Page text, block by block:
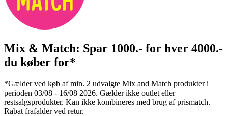
Mix & Match: Spar 1000.- for hver 4000.-
du køber for*
*Gælder ved køb af min. 2 udvalgte Mix and Match produkter i
perioden 03/08 - 16/08 2026. Gælder ikke outlet eller
restsalgsprodukter. Kan ikke kombineres med brug af prismatch.
Rabat frafalder ved retur.